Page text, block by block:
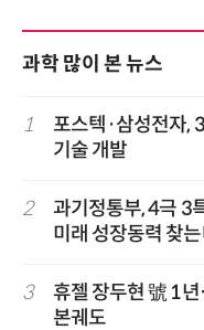
과학 많이 본 뉴스
1
포스텍·삼성전자,
기술 개발
2
과기정통부, 4극 3
미래 성장동력 찾
3
휴젤 장두현 號 1
본궤도